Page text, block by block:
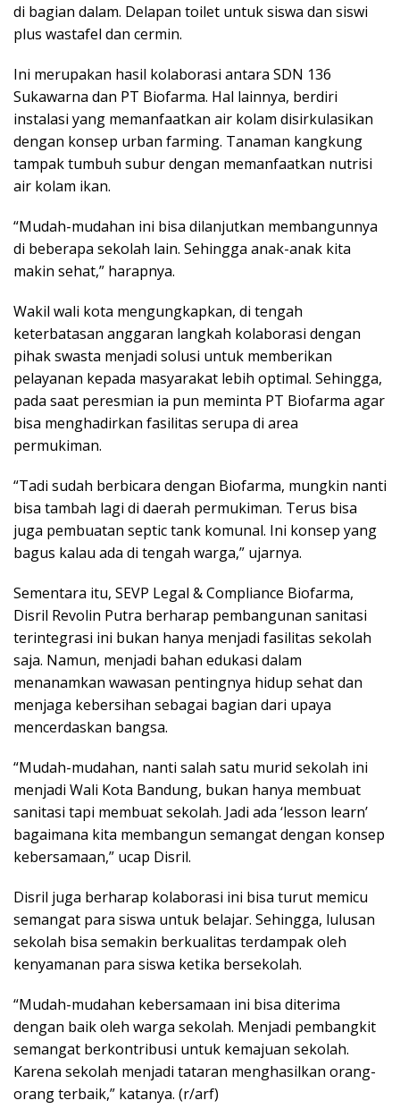
di bagian dalam. Delapan toilet untuk siswa dan siswi
plus wastafel dan cermin.
Ini merupakan hasil kolaborasi antara SDN 136
Sukawarna dan PT Biofarma. Hal lainnya, berdiri
instalasi yang memanfaatkan air kolam disirkulasikan
dengan konsep urban farming. Tanaman kangkung
tampak tumbuh subur dengan memanfaatkan nutrisi
air kolam ikan.
“Mudah-mudahan ini bisa dilanjutkan membangunnya
di beberapa sekolah lain. Sehingga anak-anak kita
makin sehat,” harapnya.
Wakil wali kota mengungkapkan, di tengah
keterbatasan anggaran langkah kolaborasi dengan
pihak swasta menjadi solusi untuk memberikan
pelayanan kepada masyarakat lebih optimal. Sehingga,
pada saat peresmian ia pun meminta PT Biofarma agar
bisa menghadirkan fasilitas serupa di area
permukiman.
“Tadi sudah berbicara dengan Biofarma, mungkin nanti
bisa tambah lagi di daerah permukiman. Terus bisa
juga pembuatan septic tank komunal. Ini konsep yang
bagus kalau ada di tengah warga,” ujarnya.
Sementara itu, SEVP Legal & Compliance Biofarma,
Disril Revolin Putra berharap pembangunan sanitasi
terintegrasi ini bukan hanya menjadi fasilitas sekolah
saja. Namun, menjadi bahan edukasi dalam
menanamkan wawasan pentingnya hidup sehat dan
menjaga kebersihan sebagai bagian dari upaya
mencerdaskan bangsa.
“Mudah-mudahan, nanti salah satu murid sekolah ini
menjadi Wali Kota Bandung, bukan hanya membuat
sanitasi tapi membuat sekolah. Jadi ada ‘lesson learn’
bagaimana kita membangun semangat dengan konsep
kebersamaan,” ucap Disril.
Disril juga berharap kolaborasi ini bisa turut memicu
semangat para siswa untuk belajar. Sehingga, lulusan
sekolah bisa semakin berkualitas terdampak oleh
kenyamanan para siswa ketika bersekolah.
“Mudah-mudahan kebersamaan ini bisa diterima
dengan baik oleh warga sekolah. Menjadi pembangkit
semangat berkontribusi untuk kemajuan sekolah.
Karena sekolah menjadi tataran menghasilkan orang-
orang terbaik,” katanya. (r/arf)